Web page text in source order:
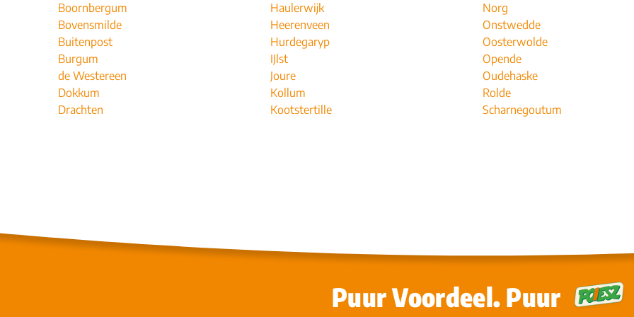
Boornbergum
Bovensmilde
Buitenpost
Burgum
de Westereen
Dokkum
Drachten
Haulerwijk
Heerenveen
Hurdegaryp
IJlst
Joure
Kollum
Kootstertille
Norg
Onstwedde
Oosterwolde
Opende
Oudehaske
Rolde
Scharnegoutum
Puur Voordeel. Puur